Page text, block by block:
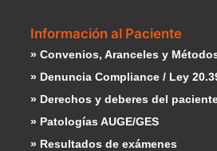
Información al Paciente
» Convenios, Aranceles y
» Denuncia Compliance / Ley
» Derechos y deberes del
» Patologías AUGE/GES
» Resultados de exámenes